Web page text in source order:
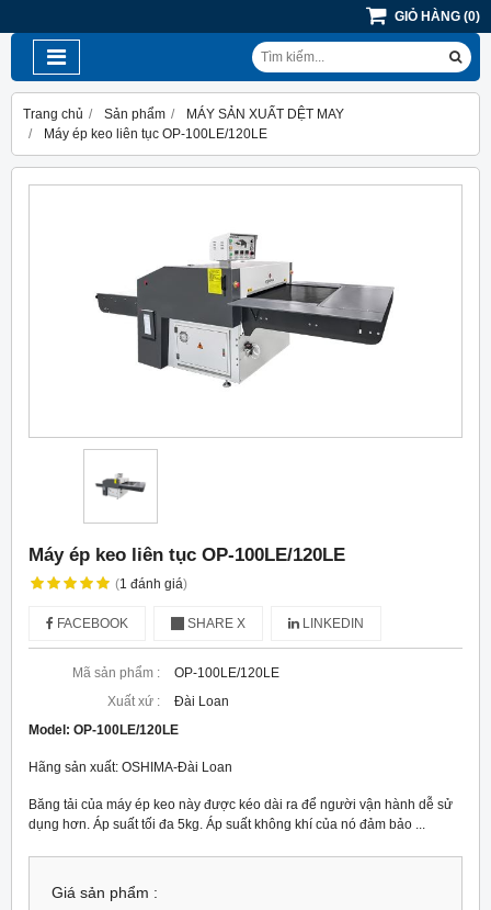
GIỎ HÀNG (0)
Trang chủ Sản phẩm
MÁY SẢN XUẤT DỆT MAY
Máy ép keo liên tục OP-100LE/120LE
Máy ép keo liên tục OP-100LE/120LE
(1 đánh giá)
FACEBOOK SHARE X LINKEDIN
Mã sản phẩm :
OP-100LE/120LE
Xuất xứ :
Đài Loan
Model: OP-100LE/120LE
Hãng sản xuất: OSHIMA-Đài Loan
Băng tải của máy ép keo này được kéo dài ra để người vận hành dễ sử
dụng hơn. Áp suất tối đa 5kg. Áp suất không khí của nó đảm bảo ...
Giá sản phẩm :